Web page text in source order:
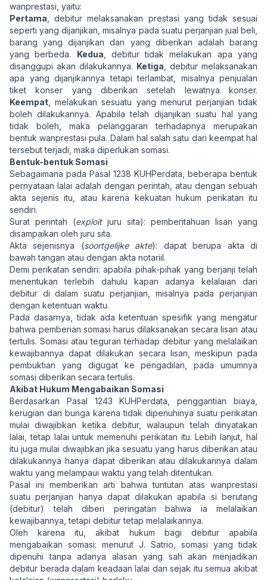
wanprestasi, yaitu:
Pertama , debitur melaksanakan prestasi yang tidak sesuai
seperti yang dijanjikan, misalnya pada suatu perjanjian jual beli,
barang yang dijanjikan dan yang diberikan adalah barang
yang berbeda. Kedua , debitur tidak melakukan apa yang
disanggupi akan dilakukannya. Ketiga , debitur melaksanakan
apa yang dijanjikannya tetapi terlambat, misalnya penjualan
tiket konser yang diberikan setelah lewatnya konser.
Keempat , melakukan sesuatu yang menurut perjanjian tidak
boleh dilakukannya. Apabila telah dijanjikan suatu hal yang
tidak boleh, maka pelanggaran terhadapnya merupakan
bentuk wanprestasi pula. Dalam hal salah satu dari keempat hal
tersebut terjadi, maka diperlukan somasi.
Bentuk-bentuk Somasi
Sebagaimana pada Pasal 1238 KUHPerdata, beberapa bentuk
pernyataan lalai adalah dengan perintah, atau dengan sebuah
akta sejenis itu, atau karena kekuatan hukum perikatan itu
sendiri.
Surat perintah (exploit juru sita): pemberitahuan lisan yang
disampaikan oleh juru sita.
Akta sejenisnya (soortgelijke akte): dapat berupa akta di
bawah tangan atau dengan akta notariil.
Demi perikatan sendiri: apabila pihak-pihak yang berjanji telah
menentukan terlebih dahulu kapan adanya kelalaian dari
debitur di dalam suatu perjanjian, misalnya pada perjanjian
dengan ketentuan waktu.
Pada dasarnya, tidak ada ketentuan spesifik yang mengatur
bahwa pemberian somasi harus dilaksanakan secara lisan atau
tertulis. Somasi atau teguran terhadap debitur yang melalaikan
kewajibannya dapat dilakukan secara lisan, meskipun pada
pembuktian yang digugat ke pengadilan, pada umumnya
somasi diberikan secara tertulis.
Akibat Hukum Mengabaikan Somasi
Berdasarkan Pasal 1243 KUHPerdata, penggantian biaya,
kerugian dan bunga karena tidak dipenuhinya suatu perikatan
mulai diwajibkan ketika debitur, walaupun telah dinyatakan
lalai, tetap lalai untuk memenuhi perikatan itu. Lebih lanjut, hal
itu juga mulai diwajibkan jika sesuatu yang harus diberikan atau
dilakukannya hanya dapat diberikan atau dilakukannya dalam
waktu yang melampaui waktu yang telah ditentukan.
Pasal ini memberikan arti bahwa tuntutan atas wanprestasi
suatu perjanjian hanya dapat dilakukan apabila si berutang
(debitur) telah diberi peringatan bahwa ia melalaikan
kewajibannya, tetapi debitur tetap melalaikannya.
Oleh karena itu, akibat hukum bagi debitur apabila
mengabaikan somasi: menurut J. Satrio, somasi yang tidak
dipenuhi tanpa adanya alasan yang sah akan menjadikan
debitur berada dalam keadaan lalai dan sejak itu semua akibat